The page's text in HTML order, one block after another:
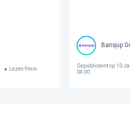
Lezen 9min
Banqup
Gepubliceerd op 10
04:00